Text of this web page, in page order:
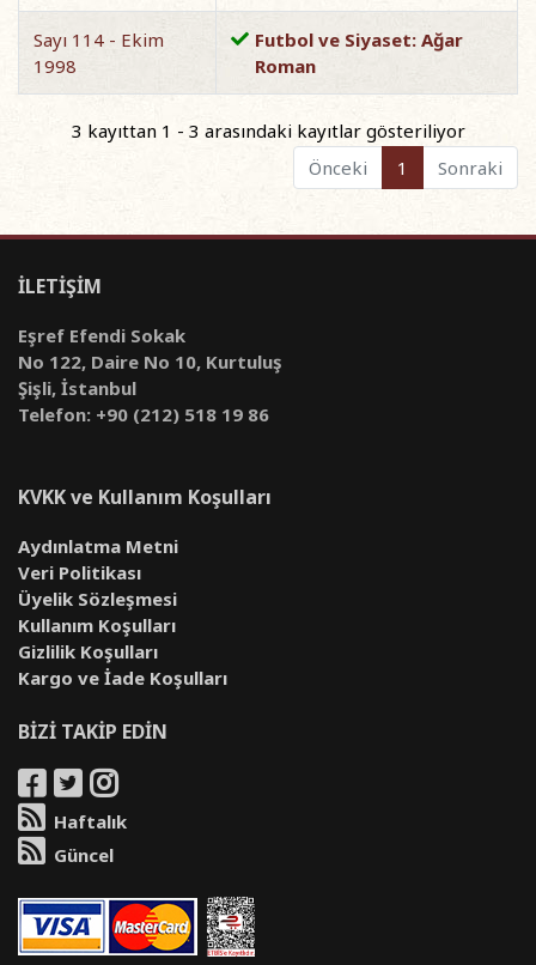
Sayı 114 - Ekim
1998
Futbol ve Siyaset: Ağar
Roman
3 kayıttan 1 - 3 arasındaki kayıtlar gösteriliyor
Önceki
1 Sonraki
İLETİŞİM
Eşref Efendi Sokak
No 122, Daire No 10, Kurtuluş
Şişli, İstanbul
Telefon: +90 (212) 518 19 86
KVKK ve Kullanım Koşulları
Aydınlatma Metni
Veri Politikası
Üyelik Sözleşmesi
Kullanım Koşulları
Gizlilik Koşulları
Kargo ve İade Koşulları
BİZİ TAKİP EDİN
Haftalık
Güncel